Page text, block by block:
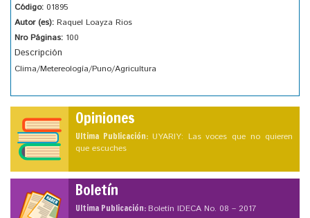
Código: 01895
Autor (es): Raquel Loayza Rios
Nro Páginas: 100
Descripción
Clima/Metereología/Puno/Agricultura
Opiniones
Ultima Publicación: UYARIY: Las voces que no quieren
que escuches
Boletín
Ultima Publicación:Boletín IDECA No. 08 – 2017